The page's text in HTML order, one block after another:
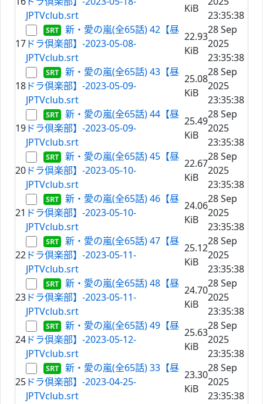
JPTVclub.srt
KiB
23:35:38
17
新・愛の嵐(全65話) 42【昼
ドラ倶楽部】-2023-05-08-
JPTVclub.srt
22.93
KiB
28 Sep
2025
23:35:38
18
新・愛の嵐(全65話) 43【昼
ドラ倶楽部】-2023-05-09-
JPTVclub.srt
25.08
KiB
28 Sep
2025
23:35:38
19
新・愛の嵐(全65話) 44【昼
ドラ倶楽部】-2023-05-09-
JPTVclub.srt
25.49
KiB
28 Sep
2025
23:35:38
20
新・愛の嵐(全65話) 45【昼
ドラ倶楽部】-2023-05-10-
JPTVclub.srt
22.67
KiB
28 Sep
2025
23:35:38
21
新・愛の嵐(全65話) 46【昼
ドラ倶楽部】-2023-05-10-
JPTVclub.srt
24.06
KiB
28 Sep
2025
23:35:38
22
新・愛の嵐(全65話) 47【昼
ドラ倶楽部】-2023-05-11-
JPTVclub.srt
25.12
KiB
28 Sep
2025
23:35:38
23
新・愛の嵐(全65話) 48【昼
ドラ倶楽部】-2023-05-11-
JPTVclub.srt
24.70
KiB
28 Sep
2025
23:35:38
24
新・愛の嵐(全65話) 49【昼
ドラ倶楽部】-2023-05-12-
JPTVclub.srt
25.63
KiB
28 Sep
2025
23:35:38
25
新・愛の嵐(全65話) 33【昼
ドラ倶楽部】-2023-04-25-
JPTVclub.srt
23.30
KiB
28 Sep
2025
23:35:38